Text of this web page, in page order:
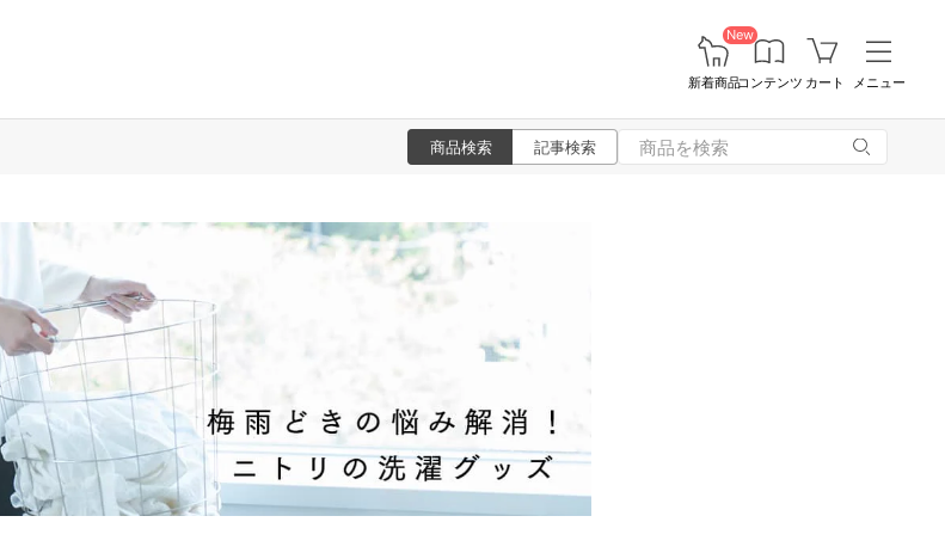
New
新着商品コンテンツ カート メニュー
商品検索 記事検索